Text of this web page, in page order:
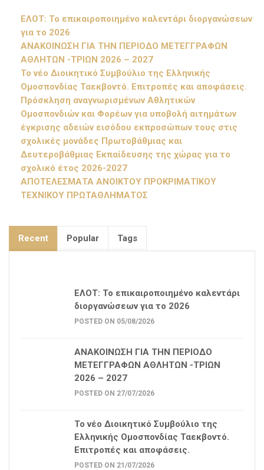
ΕΛΟΤ: Το επικαιροποιημένο καλεντάρι διοργανώσεων
για το 2026
ΑΝΑΚΟΙΝΩΣΗ ΓΙΑ ΤΗΝ ΠΕΡΙΟΔΟ ΜΕΤΕΓΓΡΑΦΩΝ
ΑΘΛΗΤΩΝ -ΤΡΙΩΝ 2026 – 2027
Το νέο Διοικητικό Συμβούλιο της Ελληνικής
Ομοσπονδίας Ταεκβοντό. Επιτροπές και αποφάσεις.
Πρόσκληση αναγνωρισμένων Αθλητικών
Ομοσπονδιών και Φορέων για υποβολή αιτημάτων
έγκρισης αδειών εισόδου εκπροσώπων τους στις
σχολικές μονάδες Πρωτοβάθμιας και
Δευτεροβάθμιας Εκπαίδευσης της χώρας για το
σχολικό έτος 2026-2027
ΑΠΟΤΕΛΕΣΜΑΤΑ ΑΝΟΙΚΤΟΥ ΠΡΟΚΡΙΜΑΤΙΚΟΥ
ΤΕΧΝΙΚΟΥ ΠΡΩΤΑΘΛΗΜΑΤΟΣ
Recent Popular Tags
ΕΛΟΤ: Το επικαιροποιημένο καλεντάρι
διοργανώσεων για το 2026
POSTED ON 05/08/2026
ΑΝΑΚΟΙΝΩΣΗ ΓΙΑ ΤΗΝ ΠΕΡΙΟΔΟ
ΜΕΤΕΓΓΡΑΦΩΝ ΑΘΛΗΤΩΝ -ΤΡΙΩΝ
2026 – 2027
POSTED ON 27/07/2026
Το νέο Διοικητικό Συμβούλιο της
Ελληνικής Ομοσπονδίας Ταεκβοντό.
Επιτροπές και αποφάσεις.
POSTED ON 21/07/2026